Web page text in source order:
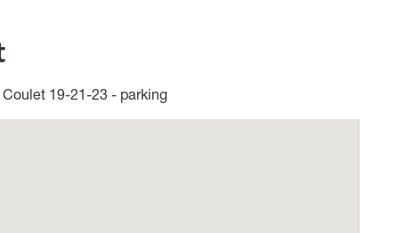
Coulet 19-21-23 - parking